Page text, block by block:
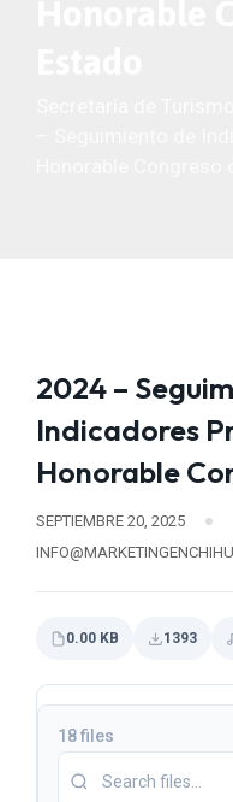
2024 –
Indicadores
Honorable
SEPTIEMBRE 20, 2025
0.00 KB 1393
18 files